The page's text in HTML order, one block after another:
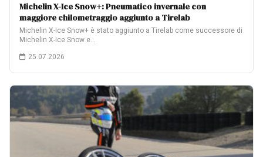
Michelin X-Ice Snow+: Pneumatico invernale con
maggiore chilometraggio aggiunto a Tirelab
Michelin X-Ice Snow+ è stato aggiunto a Tirelab come successore di
Michelin X-Ice Snow e…
25.07.2026